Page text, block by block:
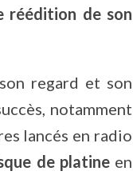
réédition de son
regard et son
notamment
lancés en radio
de platineen